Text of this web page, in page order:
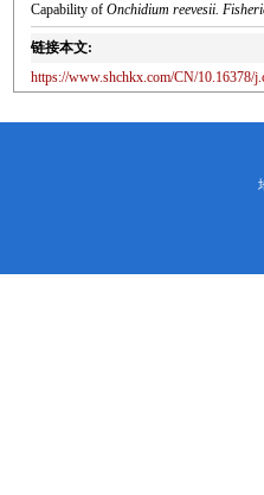
Capability ofOnchidium reevesii.
链接本文:
https://www.shchkx.com/CN/10.16378/